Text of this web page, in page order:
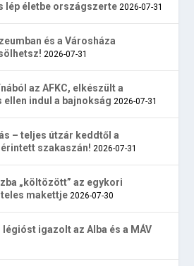
lép életbe országszerte 2026-07-31
és a Városháza
2026-07-31
az AFKC, elkészült a
ellen indul a bajnokság 2026-07-31
– teljes útzár keddtől a
szakaszán! 2026-07-31
„költözött” az egykori
makettje 2026-07-30
légióst igazolt az Alba és a MÁV